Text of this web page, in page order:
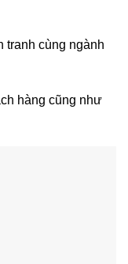
tranh cùng ngành
hàng cũng như